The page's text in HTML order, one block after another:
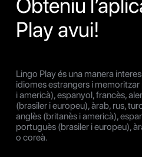
Obteniu
Play avui!
Lingo Play és una manera
idiomes estrangers i
i americà), espanyol, francès,
(brasiler i europeu), àrab, rus,
anglès (britanès i americà),
portuguès (brasiler i europeu),
o coreà.